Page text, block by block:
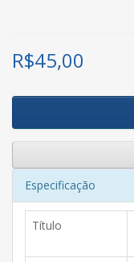
R$45,00
Especificação
Título